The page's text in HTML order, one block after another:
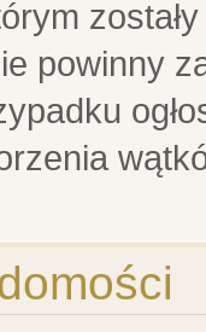
powinny